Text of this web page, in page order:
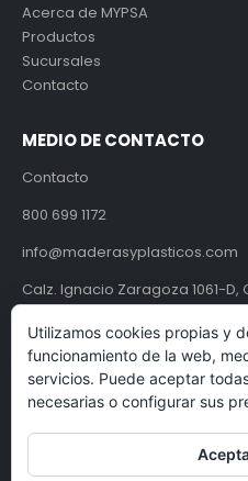
Acerca de MYPSA
Productos
Sucursales
Contacto
MEDIO DE CONTACTO
Contacto
800 699 1172
info@maderasyplasticos.com
Calz. Ignacio Zaragoza 1061-
Aviso de Privacidad
Utilizamos cookies propias y
funcionamiento de la web,
servicios. Puede aceptar
necesarias o configurar sus